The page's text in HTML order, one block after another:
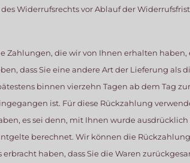
Widerrufsrechts vor Ablauf der
Zahlungen, die wir von Ihnen erhalten
dass Sie eine andere Art der Lieferung als
binnen vierzehn Tagen ab dem Tag
ist. Für diese Rückzahlung
es sei denn, mit Ihnen wurde
berechnet. Wir können die
haben, dass Sie die Waren